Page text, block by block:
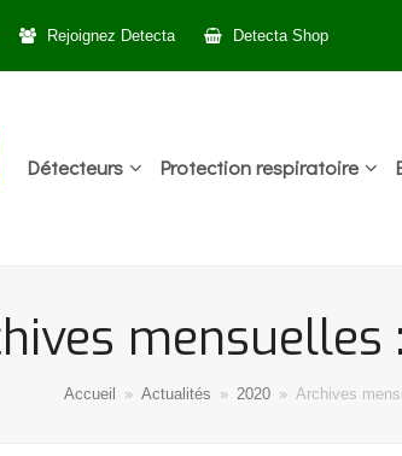
Rejoignez Detecta Detecta Shop
Détecteurs Protection respiratoire
Accueil » Actualités » 2020 » Archives